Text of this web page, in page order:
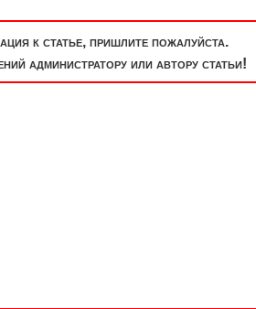
к статье, пришлите пожалуйста.
администратору или автору статьи!